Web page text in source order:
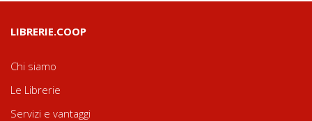
LIBRERIE.COOP
Chi siamo
Le Librerie
Servizi e vantaggi